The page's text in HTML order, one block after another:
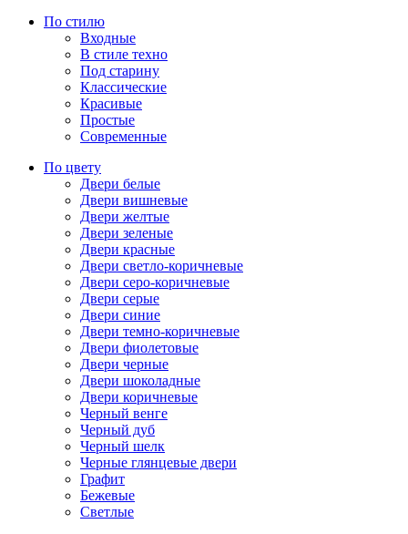
По стилю
Входные
В стиле техно
Под старину
Классические
Красивые
Простые
Современные
По цвету
Двери белые
Двери вишневые
Двери желтые
Двери зеленые
Двери красные
Двери светло-коричневые
Двери серо-коричневые
Двери серые
Двери синие
Двери темно-коричневые
Двери фиолетовые
Двери черные
Двери шоколадные
Двери коричневые
Черный венге
Черный дуб
Черный шелк
Черные глянцевые двери
Графит
Бежевые
Светлые